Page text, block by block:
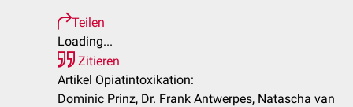
Teilen
Loading...
Zitieren
Artikel Opiatintoxikation:
Dominic Prinz, Dr. Frank Antwerpes, Natascha van